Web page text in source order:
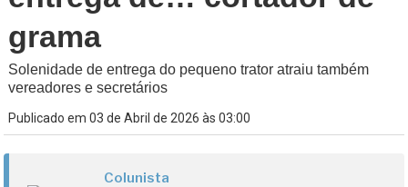
grama
Solenidade de entrega do pequeno trator atraiu também
vereadores e secretários
Publicado em 03 de Abril de 2026 às 03:00
Colunista